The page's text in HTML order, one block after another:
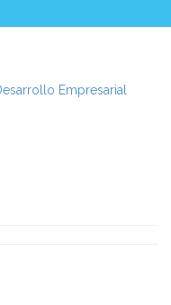
Empresarial